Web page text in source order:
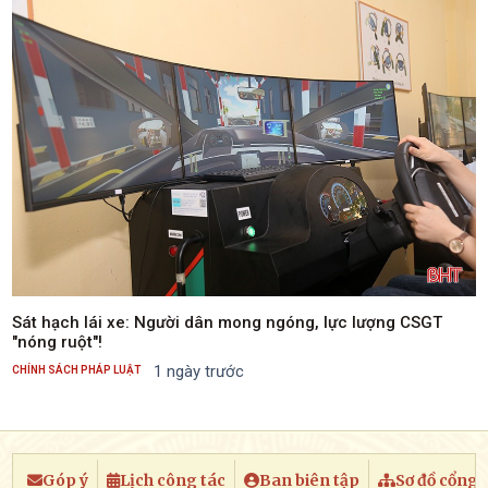
Sát hạch lái xe: Người dân mong ngóng, lực lượng CSGT
"nóng ruột"!
CHÍNH SÁCH PHÁP LUẬT 1 ngày trước
Góp ý Lịch công tác Ban biên tập Sơ đồ cổng